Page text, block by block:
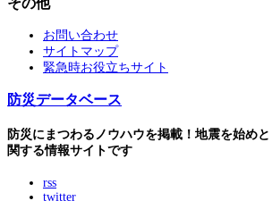
お問い合わせ
サイトマップ
緊急時お役立ちサイト
防災データベース
防災にまつわるノウハウを掲載！地震を始め
関する情報サイトです
rss
twitter